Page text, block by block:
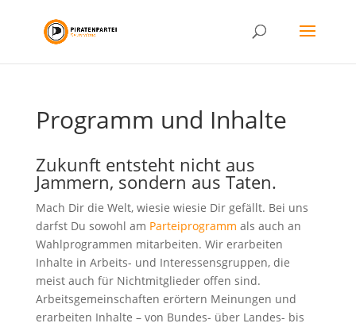
Programm und Inhalte
Zukunft entsteht nicht aus
Jammern, sondern aus Taten.
Mach Dir die Welt, wiesie wiesie Dir gefällt. Bei uns
darfst Du sowohl am Parteiprogramm als auch an
Wahlprogrammen mitarbeiten. Wir erarbeiten
Inhalte in Arbeits- und Interessensgruppen, die
meist auch für Nichtmitglieder offen sind.
Arbeitsgemeinschaften erörtern Meinungen und
erarbeiten Inhalte – von Bundes- über Landes- bis